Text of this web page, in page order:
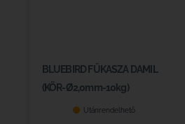
BLUEBIRD FŰKASZA DAMIL
(KÖR-Ø2,0mm-10kg)
Utánrendelhető